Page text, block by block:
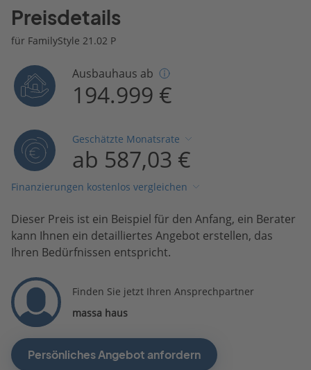
Preisdetails
für FamilyStyle 21.02 P
Ausbauhaus ab
194.999 €
Geschätzte Monatsrate
ab 587,03 €
Finanzierungen kostenlos vergleichen
Dieser Preis ist ein Beispiel für den Anfang, ein Berater
kann Ihnen ein detailliertes Angebot erstellen, das
Ihren Bedürfnissen entspricht.
Finden Sie jetzt Ihren Ansprechpartner
massa haus
Persönliches Angebot anfordern